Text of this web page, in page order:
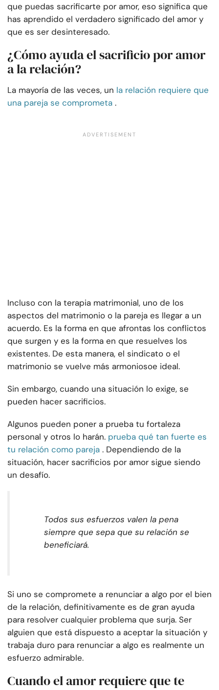
que puedas sacrificarte por amor, eso significa que
has aprendido el verdadero significado del amor y
que es ser desinteresado.
¿Cómo ayuda el sacrificio por amor
a la relación?
La mayoría de las veces, un la relación requiere que
una pareja se comprometa .
Incluso con la terapia matrimonial, uno de los
aspectos del matrimonio o la pareja es llegar a un
acuerdo. Es la forma en que afrontas los conflictos
que surgen y es la forma en que resuelves los
existentes. De esta manera, el sindicato o el
matrimonio se vuelve más armoniosoe ideal.
Sin embargo, cuando una situación lo exige, se
pueden hacer sacrificios.
Algunos pueden poner a prueba tu fortaleza
personal y otros lo harán. prueba qué tan fuerte es
tu relación como pareja . Dependiendo de la
situación, hacer sacrificios por amor sigue siendo
un desafío.
Todos sus esfuerzos valen la pena
siempre que sepa que su relación se
beneficiará.
Si uno se compromete a renunciar a algo por el bien
de la relación, definitivamente es de gran ayuda
para resolver cualquier problema que surja. Ser
alguien que está dispuesto a aceptar la situación y
trabaja duro para renunciar a algo es realmente un
esfuerzo admirable.
Cuando el amor requiere que te